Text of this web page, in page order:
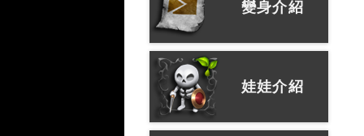
變身介紹
娃娃介紹